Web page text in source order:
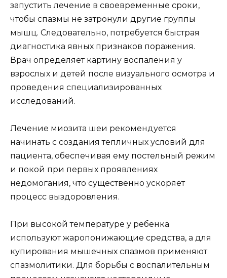
запустить лечение в своевременные сроки,
чтобы спазмы не затронули другие группы
мышц. Следовательно, потребуется быстрая
диагностика явных признаков поражения.
Врач определяет картину воспаления у
взрослых и детей после визуального осмотра и
проведения специализированных
исследований.
Лечение миозита шеи рекомендуется
начинать с создания тепличных условий для
пациента, обеспечивая ему постельный режим
и покой при первых проявлениях
недомогания, что существенно ускоряет
процесс выздоровления.
При высокой температуре у ребенка
используют жаропонижающие средства, а для
купирования мышечных спазмов применяют
спазмолитики. Для борьбы с воспалительным